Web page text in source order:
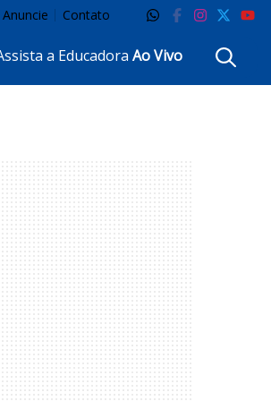
Anuncie Contato
a EducadoraAo Vivo